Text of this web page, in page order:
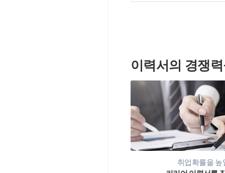
이력서의 경쟁
취업확률을 높